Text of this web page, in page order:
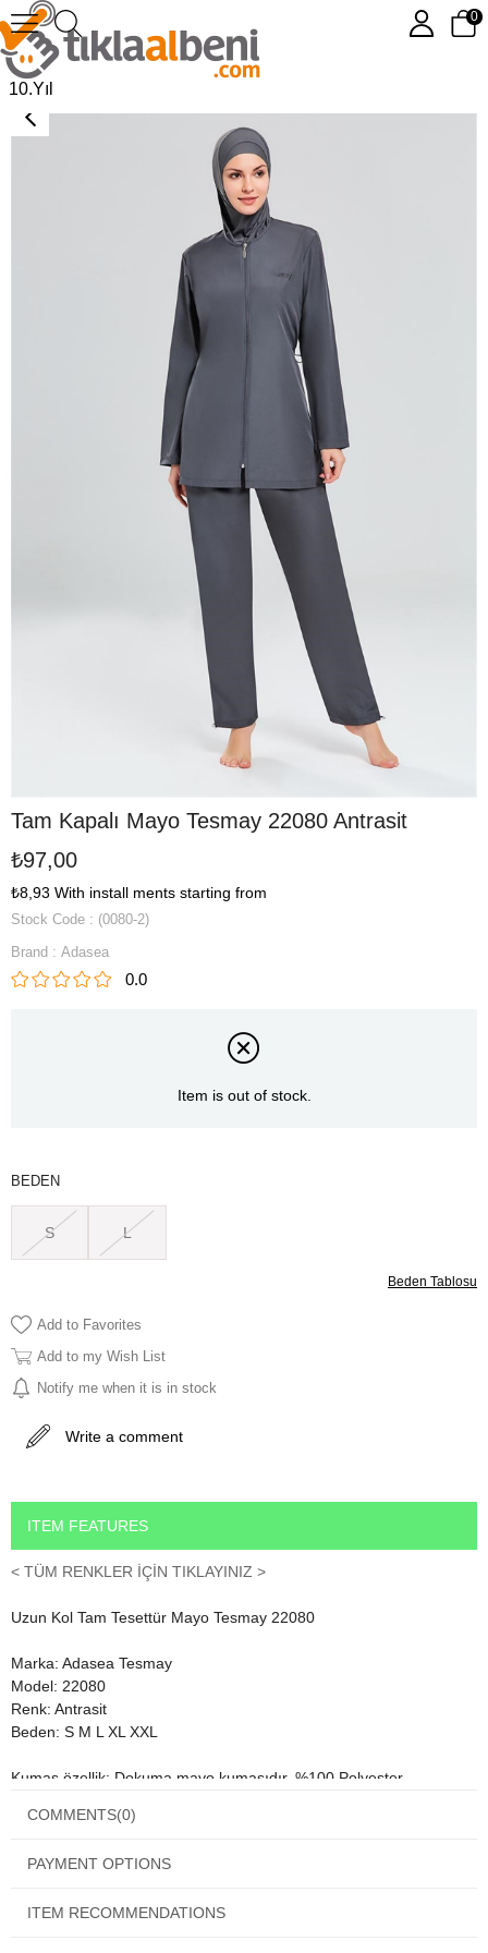
10.Yıl
0
Tam Kapalı Mayo Tesmay 22080 Antrasit
Tam Kapalı Mayo Tesmay 22080 Antrasit
₺97,00
₺8,93 With install ments starting from
Stock Code
(0080-2)
Brand : Adasea
0.0
Item is out of stock.
BEDEN
S L
Beden Tablosu
Add to Favorites
Add to my Wish List
Notify me when it is in stock
Write a comment
ITEM FEATURES
< TÜM RENKLER İÇİN TIKLAYINIZ >
Uzun Kol Tam Tesettür Mayo Tesmay 22080
Marka: Adasea Tesmay
Model: 22080
Renk: Antrasit
Beden: S M L XL XXL
Kumaş özellik: Dokuma mayo kumaşıdır. %100 Polyester
Yüksek oranda çabuk kuruma özelliğine sahip tam tesettür mayo
Alacağınız ürün Uzun kol tesettür mayo, pantolon, büyük likralı
COMMENTS(0)
PAYMENT OPTIONS
ITEM RECOMMENDATIONS